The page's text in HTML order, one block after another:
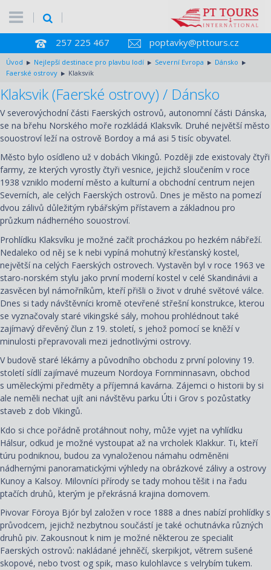
257 225 467 poptavky@pttours.cz
Úvod Nejlepší destinace pro plavbu lodí Severní Evropa
Dánsko
Faerské ostrovy
Klaksvik
Klaksvik (Faerské ostrovy) / Dánsko
V severovýchodní části Faerských ostrovů, autonomní části Dánska,
se na břehu Norského moře rozkládá Klaksvík. Druhé největší město
souostroví leží na ostrově Bordoy a má asi 5 tisíc obyvatel.
Město bylo osídleno už v dobách Vikingů. Později zde existovaly čtyři
farmy, ze kterých vyrostly čtyři vesnice, jejichž sloučením v roce
1938 vzniklo moderní město a kulturní a obchodní centrum nejen
Severních, ale celých Faerských ostrovů. Dnes je město na pomezí
dvou zálivů důležitým rybářským přístavem a základnou pro
průzkum nádherného souostroví.
Prohlídku Klaksvíku je možné začít procházkou po hezkém nábřeží.
Nedaleko od něj se k nebi vypíná mohutný křesťanský kostel,
největší na celých Faerských ostrovech. Vystavěn byl v roce 1963 ve
staro-norském stylu jako první moderní kostel v celé Skandinávii a
zasvěcen byl námořníkům, kteří přišli o život v druhé světové válce.
Dnes si tady návštěvníci kromě otevřené střešní konstrukce, kterou
se vyznačovaly staré vikingské sály, mohou prohlédnout také
zajímavý dřevěný člun z 19. století, s jehož pomocí se kněží v
minulosti přepravovali mezi jednotlivými ostrovy.
V budově staré lékárny a původního obchodu z první poloviny 19.
století sídlí zajímavé muzeum Nordoya Fornminnasavn, obchod
s uměleckými předměty a příjemná kavárna. Zájemci o historii by si
ale neměli nechat ujít ani návštěvu parku Úti i Grov s pozůstatky
staveb z dob Vikingů.
Kdo si chce pořádně protáhnout nohy, může vyjet na vyhlídku
Hálsur, odkud je možné vystoupat až na vrcholek Klakkur. Ti, kteří
túru podniknou, budou za vynaloženou námahu odměněni
nádhernými panoramatickými výhledy na obrázkové zálivy a ostrovy
Kunoy a Kalsoy. Milovníci přírody se tady mohou těšit i na řadu
ptačích druhů, kterým je překrásná krajina domovem.
Pivovar Föroya Bjór byl založen v roce 1888 a dnes nabízí prohlídky s
průvodcem, jejichž nezbytnou součástí je také ochutnávka různých
druhů piv. Zakousnout k nim je možné některou ze specialit
Faerských ostrovů: nakládané jehněčí, skerpikjot, větrem sušené
skopové, nebo tvost og spik, maso kulohlavce s velrybím tukem.